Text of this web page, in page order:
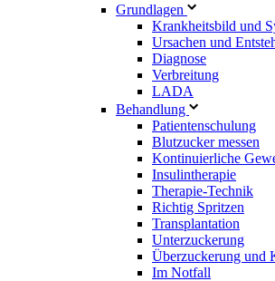
Grundlagen
Krankheitsbild und
Ursachen und
Diagnose
Verbreitung
LADA
Behandlung
Patientenschulung
Blutzucker messen
Kontinuierliche
Insulintherapie
Therapie-Technik
Richtig Spritzen
Transplantation
Unterzuckerung
Überzuckerung und
Im Notfall